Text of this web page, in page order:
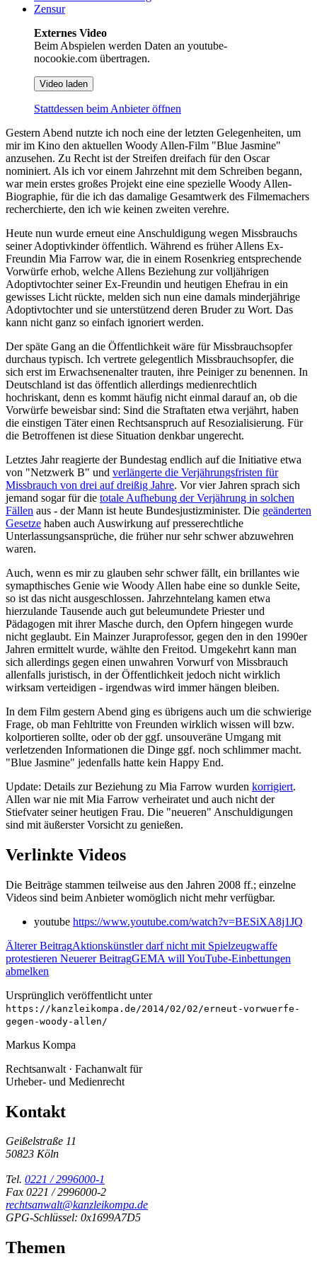
Zensur
Externes Video
Beim Abspielen werden Daten an youtube-
nocookie.com übertragen.
Video laden
Stattdessen beim Anbieter öffnen
Gestern Abend nutzte ich noch eine der letzten Gelegenheiten, um
mir im Kino den aktuellen Woody Allen-Film "Blue Jasmine"
anzusehen. Zu Recht ist der Streifen dreifach für den Oscar
nominiert. Als ich vor einem Jahrzehnt mit dem Schreiben begann,
war mein erstes großes Projekt eine eine spezielle Woody Allen-
Biographie, für die ich das damalige Gesamtwerk des Filmemachers
recherchierte, den ich wie keinen zweiten verehre.
Heute nun wurde erneut eine Anschuldigung wegen Missbrauchs
seiner Adoptivkinder öffentlich. Während es früher Allens Ex-
Freundin Mia Farrow war, die in einem Rosenkrieg entsprechende
Vorwürfe erhob, welche Allens Beziehung zur volljährigen
Adoptivtochter seiner Ex-Freundin und heutigen Ehefrau in ein
gewisses Licht rückte, melden sich nun eine damals minderjährige
Adoptivtochter und sie unterstützend deren Bruder zu Wort. Das
kann nicht ganz so einfach ignoriert werden.
Der späte Gang an die Öffentlichkeit wäre für Missbrauchsopfer
durchaus typisch. Ich vertrete gelegentlich Missbrauchsopfer, die
sich erst im Erwachsenenalter trauten, ihre Peiniger zu benennen. In
Deutschland ist das öffentlich allerdings medienrechtlich
hochriskant, denn es kommt häufig nicht einmal darauf an, ob die
Vorwürfe beweisbar sind: Sind die Straftaten etwa verjährt, haben
die einstigen Täter einen Rechtsanspruch auf Resozialisierung. Für
die Betroffenen ist diese Situation denkbar ungerecht.
Letztes Jahr reagierte der Bundestag endlich auf die Initiative etwa
von "Netzwerk B" und verlängerte die Verjährungsfristen für
Missbrauch von drei auf dreißig Jahre. Vor vier Jahren sprach sich
jemand sogar für die totale Aufhebung der Verjährung in solchen
Fällen aus - der Mann ist heute Bundesjustizminister. Die geänderten
Gesetze haben auch Auswirkung auf presserechtliche
Unterlassungsansprüche, die früher nur sehr schwer abzuwehren
waren.
Auch, wenn es mir zu glauben sehr schwer fällt, ein brillantes wie
symapthisches Genie wie Woody Allen habe eine so dunkle Seite,
so ist das nicht ausgeschlossen. Jahrzehntelang kamen etwa
hierzulande Tausende auch gut beleumundete Priester und
Pädagogen mit ihrer Masche durch, den Opfern hingegen wurde
nicht geglaubt. Ein Mainzer Juraprofessor, gegen den in den 1990er
Jahren ermittelt wurde, wählte den Freitod. Umgekehrt kann man
sich allerdings gegen einen unwahren Vorwurf von Missbrauch
allenfalls juristisch, in der Öffentlichkeit jedoch nicht wirklich
wirksam verteidigen - irgendwas wird immer hängen bleiben.
In dem Film gestern Abend ging es übrigens auch um die schwierige
Frage, ob man Fehltritte von Freunden wirklich wissen will bzw.
kolportieren sollte, oder ob der ggf. unsouveräne Umgang mit
verletzenden Informationen die Dinge ggf. noch schlimmer macht.
"Blue Jasmine" jedenfalls hatte kein Happy End.
Update: Details zur Beziehung zu Mia Farrow wurden korrigiert.
Allen war nie mit Mia Farrow verheiratet und auch nicht der
Stiefvater seiner heutigen Frau. Die "neueren" Anschuldigungen
sind mit äußerster Vorsicht zu genießen.
Verlinkte Videos
Die Beiträge stammen teilweise aus den Jahren 2008 ff.; einzelne
Videos sind beim Anbieter womöglich nicht mehr verfügbar.
youtube https://www.youtube.com/watch?v=BESiXA8j1JQ
Älterer BeitragAktionskünstler darf nicht mit Spielzeugwaffe
protestieren Neuerer BeitragGEMA will YouTube-Einbettungen
abmelken
Ursprünglich veröffentlicht unter
https://kanzleikompa.de/2014/02/02/erneut-vorwuerfe-
gegen-woody-allen/
Markus Kompa
Rechtsanwalt · Fachanwalt für
Urheber- und Medienrecht
Kontakt
Geißelstraße 11
50823 Köln
Tel. 0221 / 2996000-1
Fax 0221 / 2996000-2
rechtsanwalt@kanzleikompa.de
GPG-Schlüssel: 0x1699A7D5
Themen